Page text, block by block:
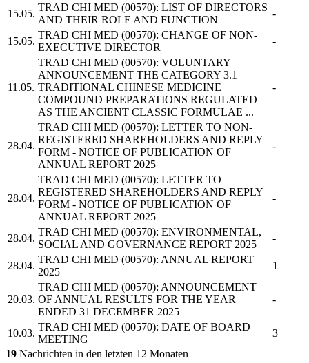
15.05.
TRAD CHI MED (00570): LIST OF DIRECTORS
AND THEIR ROLE AND FUNCTION
-
15.05.
TRAD CHI MED (00570): CHANGE OF NON-
EXECUTIVE DIRECTOR
-
11.05.
TRAD CHI MED (00570): VOLUNTARY
ANNOUNCEMENT THE CATEGORY 3.1
TRADITIONAL CHINESE MEDICINE
COMPOUND PREPARATIONS REGULATED
AS THE ANCIENT CLASSIC FORMULAE ...
-
28.04.
TRAD CHI MED (00570): LETTER TO NON-
REGISTERED SHAREHOLDERS AND REPLY
FORM - NOTICE OF PUBLICATION OF
ANNUAL REPORT 2025
-
28.04.
TRAD CHI MED (00570): LETTER TO
REGISTERED SHAREHOLDERS AND REPLY
FORM - NOTICE OF PUBLICATION OF
ANNUAL REPORT 2025
-
28.04.
TRAD CHI MED (00570): ENVIRONMENTAL,
SOCIAL AND GOVERNANCE REPORT 2025
-
28.04.
TRAD CHI MED (00570): ANNUAL REPORT
2025
1
20.03.
TRAD CHI MED (00570): ANNOUNCEMENT
OF ANNUAL RESULTS FOR THE YEAR
ENDED 31 DECEMBER 2025
-
10.03.
TRAD CHI MED (00570): DATE OF BOARD
MEETING
3
19 Nachrichten in den letzten 12 Monaten